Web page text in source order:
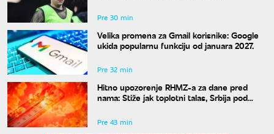
Pre 30 min
Velika promena za Gmail korisnike: Google
ukida popularnu funkciju od januara 2027.
Pre 32 min
Hitno upozorenje RHMZ-a za dane pred
nama: Stiže jak toplotni talas, Srbija pod
Pre 43 min